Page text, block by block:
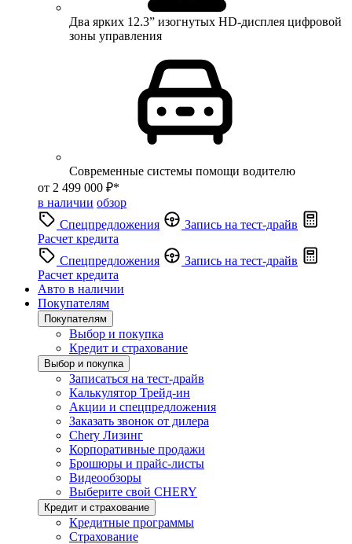
Два ярких 12.3” изогнутых HD-дисплея цифровой
зоны управления
Современные системы помощи водителю
от 2 499 000 ₽*
в наличии обзор
Спецпредложения
Запись на тест-драйв
Расчет кредита
Спецпредложения
Запись на тест-драйв
Расчет кредита
Авто в наличии
Покупателям
Покупателям
Выбор и покупка
Кредит и страхование
Выбор и покупка
Записаться на тест-драйв
Калькулятор Трейд-ин
Акции и спецпредложения
Заказать звонок от дилера
Chery Лизинг
Корпоративные продажи
Брошюры и прайс-листы
Видеообзоры
Выберите свой CHERY
Кредит и страхование
Кредитные программы
Страхование